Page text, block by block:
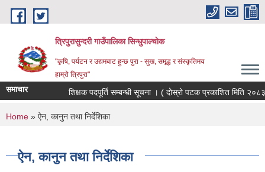
Skip to main content
त्रिपुरासुन्दरी गाउँपालिका सिन्धुपाल्चाेक
"कृषि, पर्यटन र उद्यमबाट हुन्छ पुरा - सुख, समृद्ध र संस्कृतिमय
हाम्रो त्रिपुरा"
समाचार शिक्षक पदपूर्ति सम्बन्धी सूचना । ( दोस्रो पटक प्रकाशित मिति २०८३/
You are here
Home » ऐन, कानुन तथा निर्देशिका
ऐन, कानुन तथा निर्देशिका